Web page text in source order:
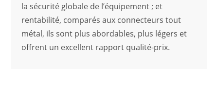
la sécurité globale de l’équipement ; et
rentabilité, comparés aux connecteurs tout
métal, ils sont plus abordables, plus légers et
offrent un excellent rapport qualité-prix.